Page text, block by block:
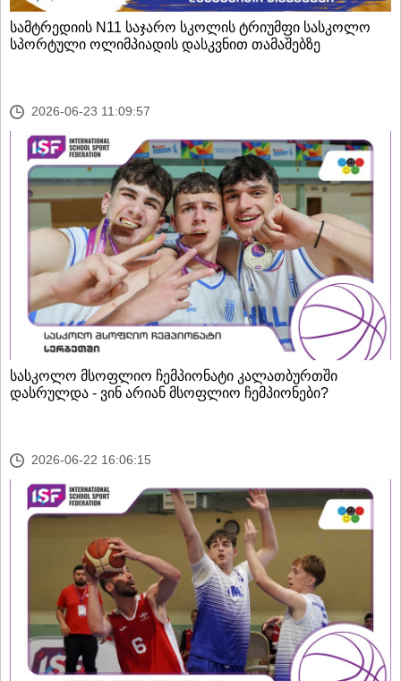
სამტრედიის N11 საჯარო სკოლის ტრიუმფი სასკოლო
სპორტული ოლიმპიადის დასკვნით თამაშებზე
2026-06-23 11:09:57
სასკოლო მსოფლიო ჩემპიონატი კალათბურთში
დასრულდა - ვინ არიან მსოფლიო ჩემპიონები?
2026-06-22 16:06:15